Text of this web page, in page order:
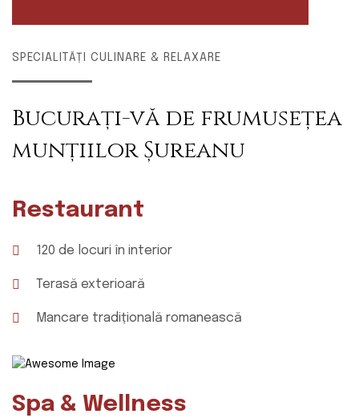
SPECIALITĂȚI CULINARE & RELAXARE
Bucurați-vă de frumusețea
munțiilor Șureanu
Restaurant
120 de locuri în interior
Terasă exterioară
Mancare tradițională romanească
Spa & Wellness